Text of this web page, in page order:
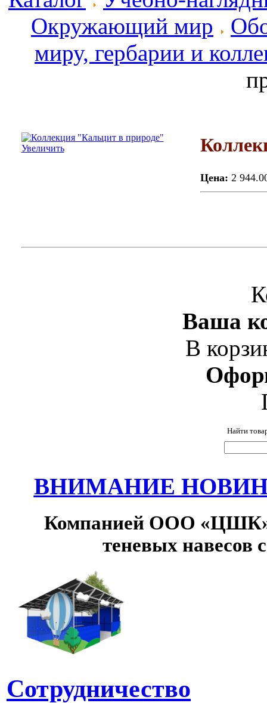
Окружающий мир
миру, гербарии и
Увеличить
Цена: 2
Ваша
В
Найти
ВНИМАНИЕ
Компанией ООО «ЦШК»
теневых навесов
Сотрудничество